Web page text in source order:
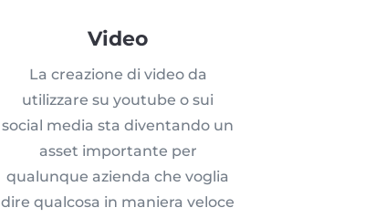
Video
La creazione di video da
utilizzare su youtube o sui
social media sta diventando un
asset importante per
qualunque azienda che voglia
dire qualcosa in maniera veloce